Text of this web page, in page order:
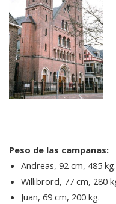
Peso de las campanas:
Andreas, 92 cm, 485 kg.
Willibrord, 77 cm, 280
Juan, 69 cm, 200 kg.